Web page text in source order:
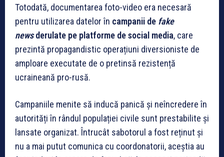
Totodată, documentarea foto-video era necesară
pentru utilizarea datelor în campanii de fake
newsderulate pe platforme de social media, care
prezintă propagandistic operațiuni diversioniste de
amploare executate de o pretinsă rezistență
ucraineană pro-rusă.
Campaniile menite să inducă panică și neîncredere în
autorități în rândul populației civile sunt prestabilite și
lansate organizat. Întrucât sabotorul a fost reținut și
nu a mai putut comunica cu coordonatorii, aceștia au